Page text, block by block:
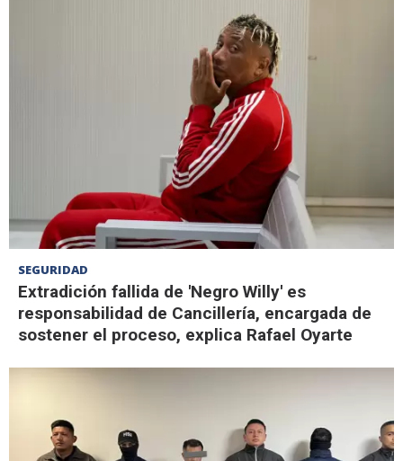
SEGURIDAD
Extradición fallida de 'Negro Willy' es
responsabilidad de Cancillería, encargada de
sostener el proceso, explica Rafael Oyarte